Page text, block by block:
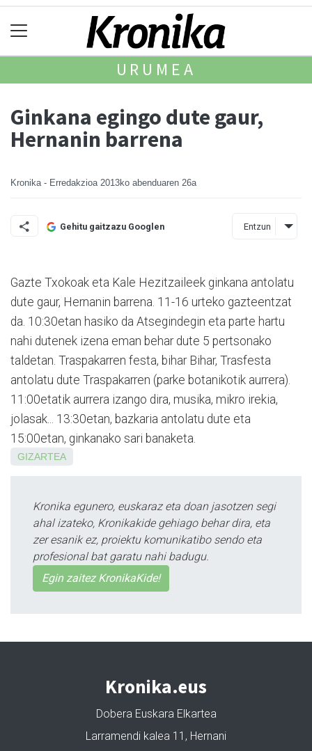
URUMEA
Ginkana egingo dute gaur,
Hernanin barrena
Kronika - Erredakzioa 2013ko abenduaren 26a
Gehitu gaitzazu Googlen Entzun
Gazte Txokoak eta Kale Hezitzaileek ginkana antolatu
dute gaur, Hernanin barrena. 11-16 urteko gazteentzat
da. 10:30etan hasiko da Atse­gindegin eta parte hartu
nahi dutenek izena eman behar dute 5 pertsonako
taldetan. Traspakarren festa, bihar Bihar, Trasfesta
antolatu dute Traspakarren (parke botanikotik aurrera).
11:00etatik aurrera izango dira, musika, mikro irekia,
jolasak... 13:30etan, bazkaria antolatu dute eta
15:00etan, ginkanako sari banaketa.
GIZARTEA
Kronika egunero, euskaraz eta doan jasotzen segi
ahal izateko, Kronikakide gehiago behar dira, eta
zer esanik ez, proiektu komunikatibo sendo eta
profesional bat garatu nahi badugu.
Egin zaitez KronikaKide!
Kronika.eus
Dobera Euskara Elkartea
Larramendi kalea 11, Hernani